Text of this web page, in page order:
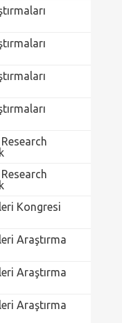
Kongresi
Araştırma
Araştırma
Araştırma